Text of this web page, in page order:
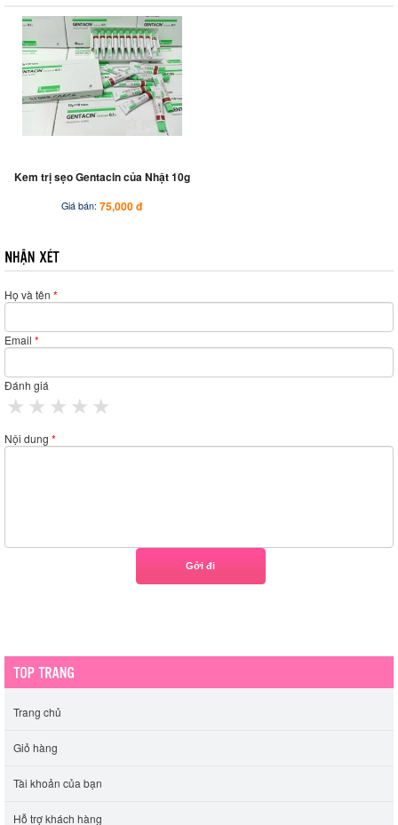
Kem trị sẹo Gentacin của Nhật 10g
Giá bán: 75,000 đ
Họ và tên *
Email *
Đánh giá
4 stars
3 stars
2 stars
1 star
Nội dung *
Trang chủ
Giỏ hàng
Tài khoản của bạn
Hỗ trợ khách hàng